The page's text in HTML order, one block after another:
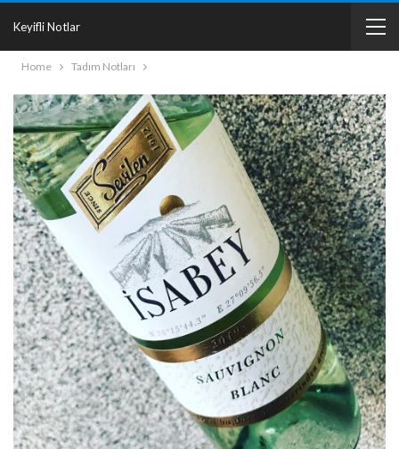
Keyifli Notlar
Home Tadım Notları